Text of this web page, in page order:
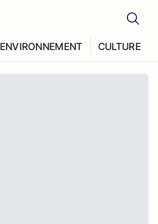
ENVIRONNEMENT CULTURE